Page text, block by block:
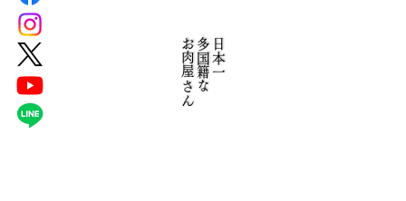
日本一
多国籍な
お肉屋さん